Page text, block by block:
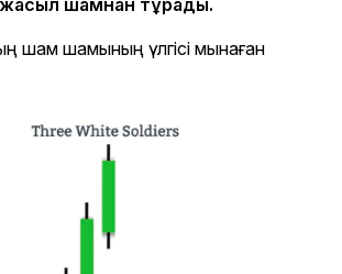
шам шамының үлгісі мынаған